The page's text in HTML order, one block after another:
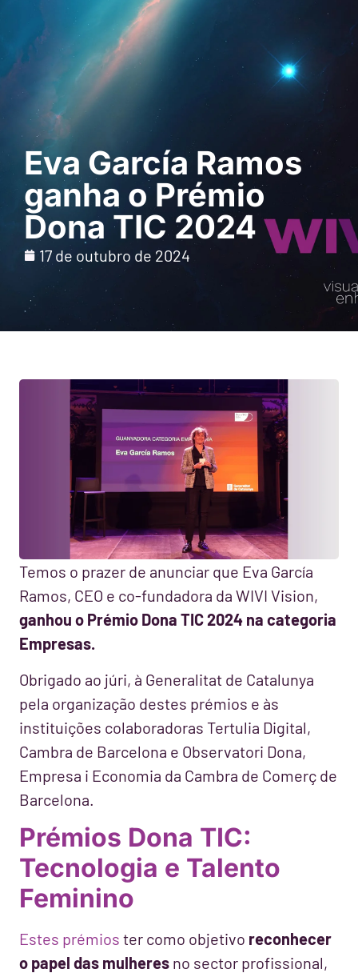
Pedir uma
demonstração
Eva García Ramos
ganha o Prémio
Dona TIC 2024
17 de outubro de 2024
Temos o prazer de anunciar que Eva García
Ramos, CEO e co-fundadora da WIVI Vision,
ganhou o Prémio Dona TIC 2024 na categoria
Empresas.
Obrigado ao júri, à Generalitat de Catalunya
pela organização destes prémios e às
instituições colaboradoras Tertulia Digital,
Cambra de Barcelona e Observatori Dona,
Empresa i Economia da Cambra de Comerç de
Barcelona.
Prémios Dona TIC:
Tecnologia e Talento
Feminino
Estes prémios ter como objetivo reconhecer
o papel das mulheres no sector profissional,